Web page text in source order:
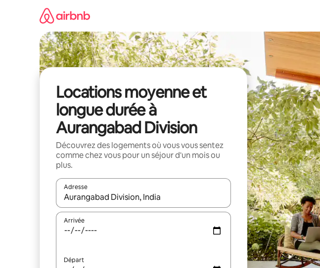
Locations moyenne et
longue durée à
Aurangabad Division
Découvrez des logements où vous vous sentez
comme chez vous pour un séjour d'un mois ou
plus.
Adresse
Lorsque les résultats s'affichent, utilisez les flèches vers le haut et vers le bas
Arrivée
Départ